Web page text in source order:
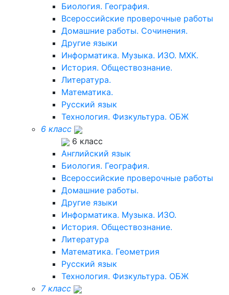
Биология. География.
Всероссийские проверочные работы
Домашние работы. Сочинения.
Другие языки
Информатика. Музыка. ИЗО. МХК.
История. Обществознание.
Литература.
Математика.
Русский язык
Технология. Физкультура. ОБЖ
6 класс
6 класс
Английский язык
Биология. География.
Всероссийские проверочные работы
Домашние работы.
Другие языки
Информатика. Музыка. ИЗО.
История. Обществознание.
Литература
Математика. Геометрия
Русский язык
Технология. Физкультура. ОБЖ
7 класс